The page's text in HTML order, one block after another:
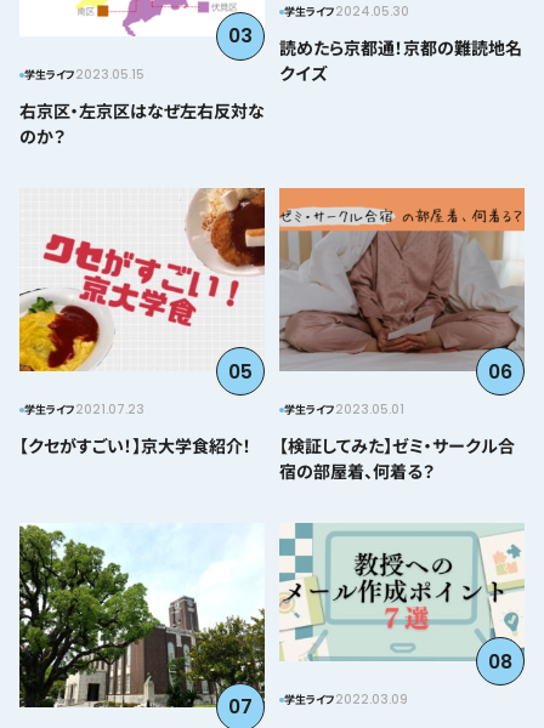
03
学生ライフ2023.05.15
右京区・左京区はなぜ左右反対な
のか？
学生ライフ2024.05.30
読めたら京都通！京都の難読地名
クイズ
05
学生ライフ2021.07.23
【クセがすごい！】京大学食紹介！
06
学生ライフ2023.05.01
【検証してみた】ゼミ・サークル合
宿の部屋着、何着る？
07
08
学生ライフ2022.03.09